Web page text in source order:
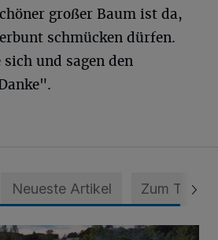
großer Baum ist da,
schmücken dürfen.
und sagen den
Neueste Artikel Zum Thema